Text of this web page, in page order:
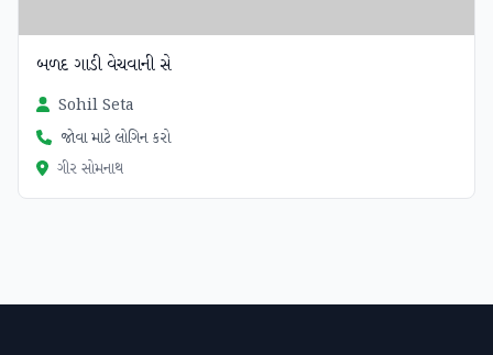
બળદ ગાડી વેચવાની સે
Sohil Seta
જોવા માટે લોગિન કરો
ગીર સોમનાથ